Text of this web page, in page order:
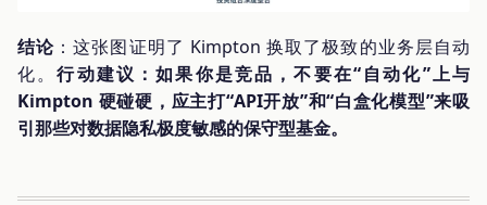
结论 ：这张图证明了 Kimpton 换取了极致的业务层自动
化。行动建议：如果你是竞品，不要在“自动化”上与
Kimpton 硬碰硬，应主打“API开放”和“白盒化模型”来吸
引那些对数据隐私极度敏感的保守型基金。